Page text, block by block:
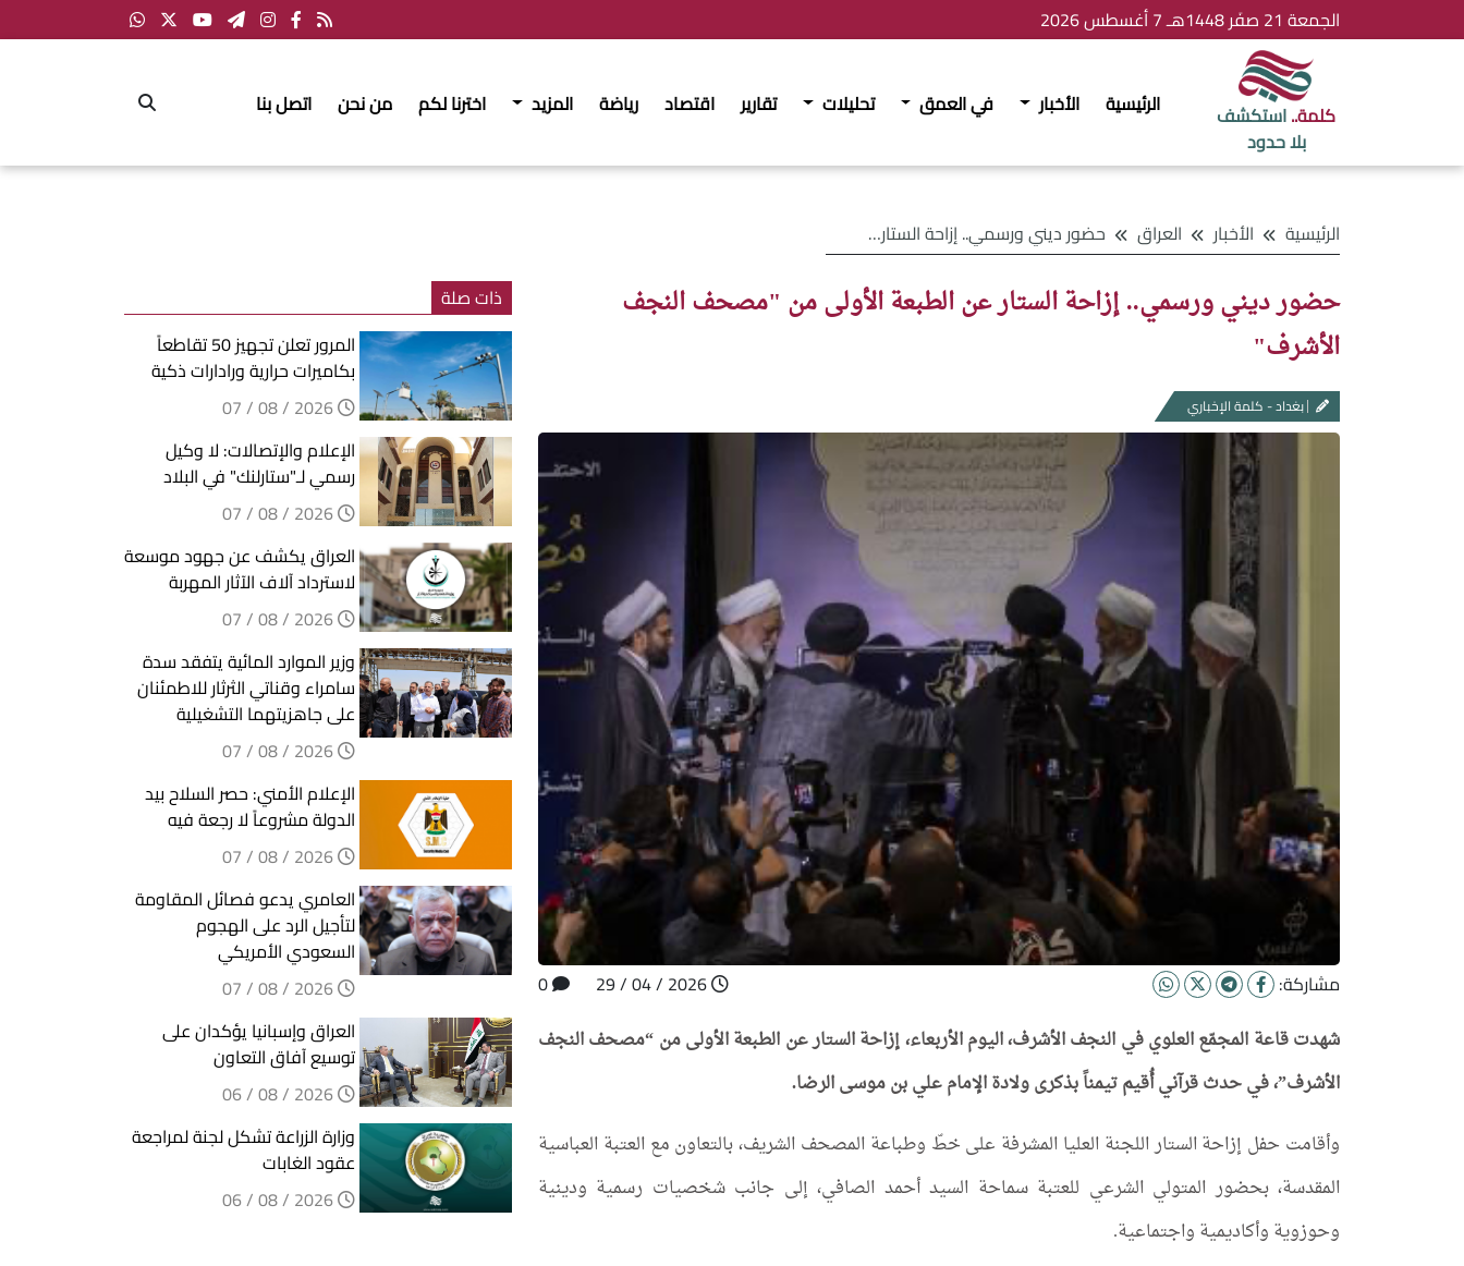
الجمعة 21 صفَر 1448هـ 7 أغسطس 2026
كلمة..استكشف
بلا حدود
الرئيسية الأخبار في العمق تحليلات تقارير اقتصاد رياضة المزيد اخترنا لكم من نحن اتصل بنا
الرئيسية الأخبار العراق حضور ديني ورسمي.. إزاحة الستار عن الطبعة الأولى من "مصحف النجف الأشرف"
حضور ديني ورسمي.. إزاحة الستار عن الطبعة الأولى من "مصحف النجف
الأشرف"
بغداد - كلمة الإخباري
مشاركة:
شهدت قاعة المجمّع العلوي في النجف الأشرف، اليوم الأربعاء، إزاحة الستار عن الطبعة الأولى من “مصحف النجف
الأشرف”، في حدث قرآني أُقيم تيمناً بذكرى ولادة الإمام علي بن موسى الرضا.
وأقامت حفل إزاحة الستار اللجنة العليا المشرفة على خطّ وطباعة المصحف الشريف، بالتعاون مع العتبة العباسية
المقدسة، بحضور المتولي الشرعي للعتبة سماحة السيد أحمد الصافي، إلى جانب شخصيات رسمية ودينية
وحوزوية وأكاديمية واجتماعية.
ذات صلة
المرور تعلن تجهيز 50 تقاطعاً
بكاميرات حرارية ورادارات ذكية
الإعلام والإتصالات: لا وكيل
رسمي لـ"ستارلنك" في البلاد
العراق يكشف عن جهود موسعة
لاسترداد آلاف الآثار المهربة
وزير الموارد المائية يتفقد سدة
سامراء وقناتي الثرثار للاطمئنان
على جاهزيتهما التشغيلية
الإعلام الأمني: حصر السلاح بيد
الدولة مشروعاً لا رجعة فيه
العامري يدعو فصائل المقاومة
لتأجيل الرد على الهجوم
السعودي الأمريكي
العراق وإسبانيا يؤكدان على
توسيع آفاق التعاون
وزارة الزراعة تشكل لجنة لمراجعة
عقود الغابات